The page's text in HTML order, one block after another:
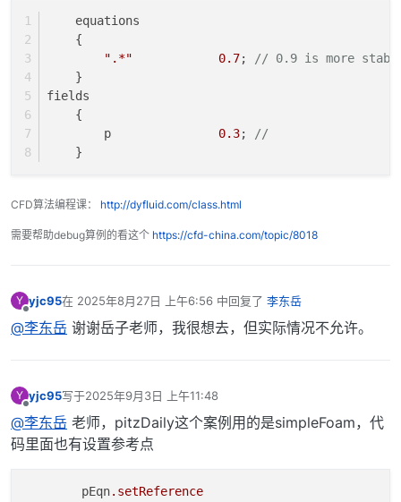
    equations
    {
".*"
0.7; // 0.9 is more
    }
fields
    {
        p
0.3; //
    }
CFD算法编程课： http://dyfluid.com/class.html
需要帮助debug算例的看这个 https://cfd-china.com/topic/8018
Y
离线
yjc95在 2025年8月27日 上午6:56 中回复了 李东岳
最后由 编辑
@李东岳 谢谢岳子老师，我很想去，但实际情况不允许。
Y
离线
yjc95写于2025年9月3日 上午11:48
最后由 编辑
@李东岳 老师，pitzDaily这个案例用的是simpleFoam，代
码里面也有设置参考点
        pEqn
.setReference